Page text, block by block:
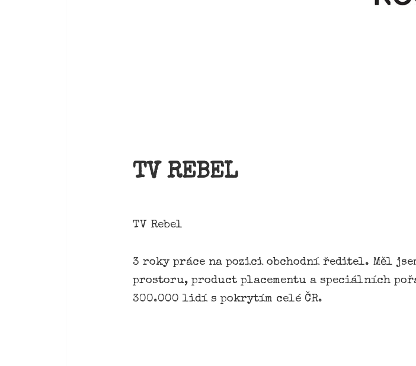
TV REBEL
TV Rebel
3 roky práce na pozici obchodní ředitel. Měl
prostoru, product placementu a speciálních
300.000 lidí s pokrytím celé ČR.